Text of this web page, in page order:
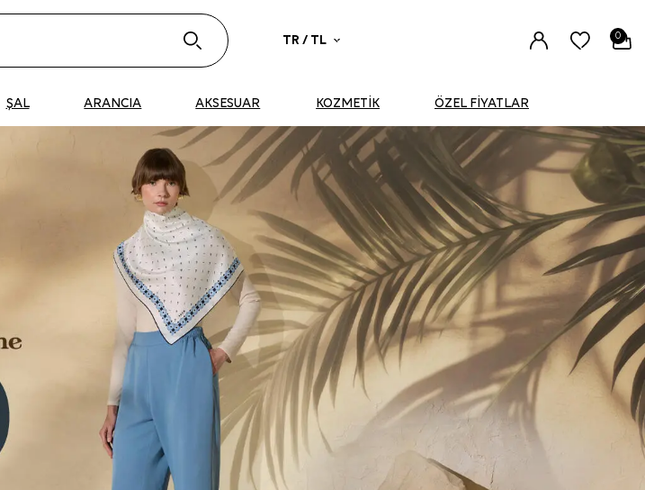
TR / TL 0
ŞAL ARANCIA AKSESUAR KOZMETİK ÖZEL FİYATLAR